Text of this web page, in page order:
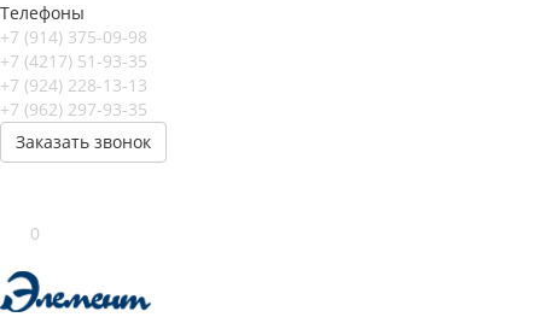
Телефоны
+7 (914) 375-09-98
+7 (4217) 51-93-35
+7 (924) 228-13-13
+7 (962) 297-93-35
Заказать звонок
0